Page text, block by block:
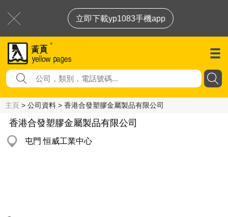
立即下載yp1083手機app
主頁 > 公司資料 > 香港合發塑膠金屬製品有限公司
香港合發塑膠金屬製品有限公司
屯門 恒威工業中心